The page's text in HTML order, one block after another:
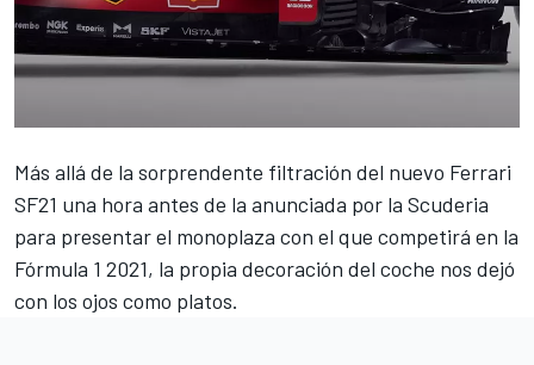
Más allá de la sorprendente filtración del nuevo Ferrari
SF21 una hora antes de la anunciada por la Scuderia
para presentar el monoplaza con el que competirá en la
Fórmula 1 2021, la propia decoración del coche nos dejó
con los ojos como platos.